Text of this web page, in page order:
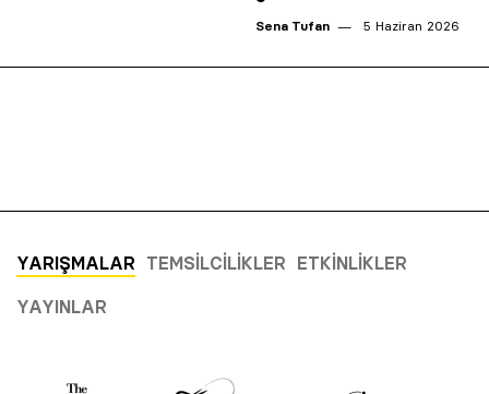
Sena Tufan 5 Haziran 2026
YARIŞMALAR TEMSILCILIKLER ETKINLIKLER
YAYINLAR